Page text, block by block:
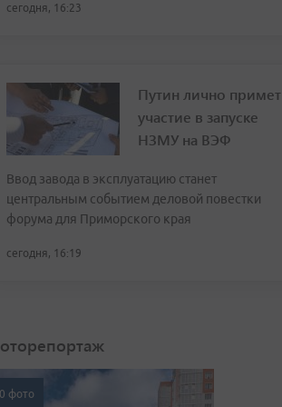
сегодня, 16:23
Путин лично примет
участие в запуске
НЗМУ на ВЭФ
Ввод завода в эксплуатацию станет
центральным событием деловой повестки
форума для Приморского края
сегодня, 16:19
фото